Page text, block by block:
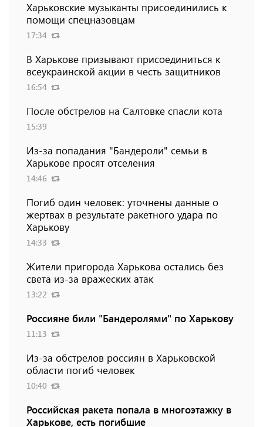
Харьковские музыканты присоединились к
помощи спецназовцам
17:34
В Харькове призывают присоединиться к
всеукраинской акции в честь защитников
16:54
После обстрелов на Салтовке спасли кота
15:39
Из-за попадания "Бандероли" семьи в
Харькове просят отселения
14:46
Погиб один человек: уточнены данные о
жертвах в результате ракетного удара по
Харькову
14:33
Жители пригорода Харькова остались без
света из-за вражеских атак
13:22
Россияне били "Бандеролями" по Харькову
11:13
Из-за обстрелов россиян в Харьковской
области погиб человек
10:40
Российская ракета попала в многоэтажку в
Харькове, есть погибшие